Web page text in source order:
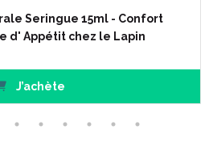
Seringue 15ml - Confort
d' Appétit chez le Lapin
J’achète